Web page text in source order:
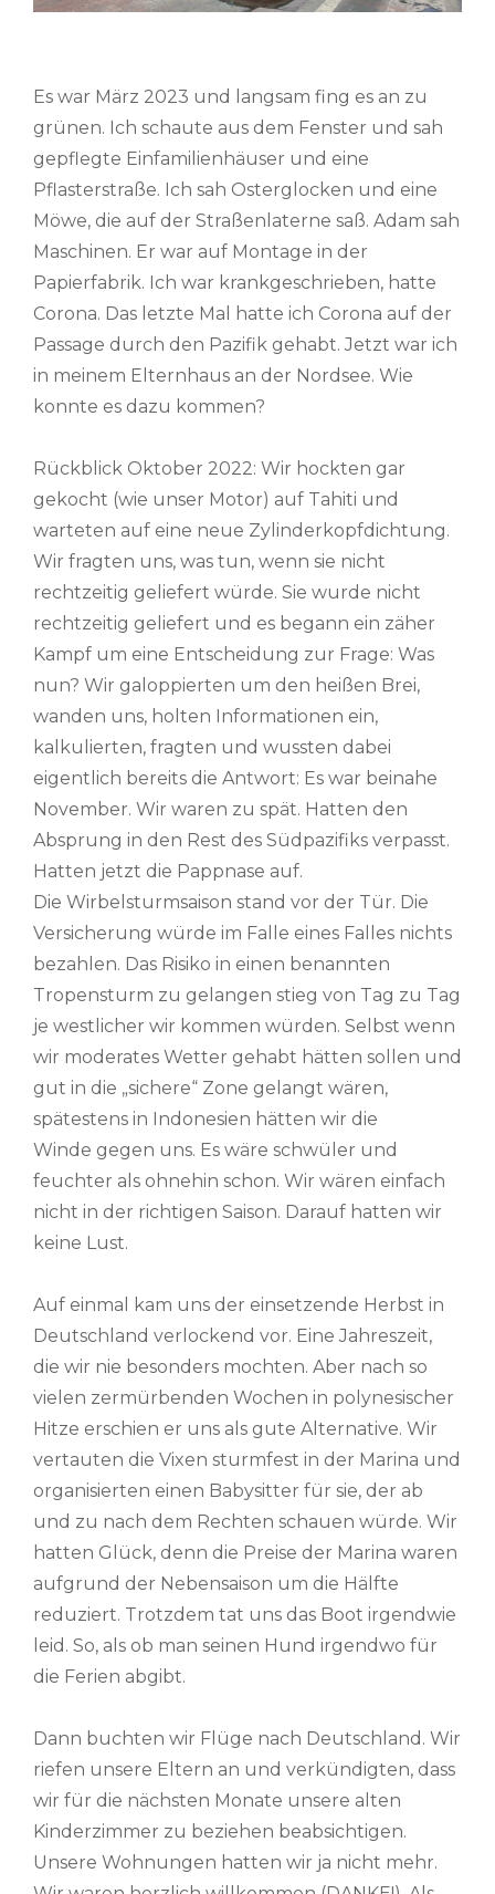
Es war März 2023 und langsam fing es an zu
grünen. Ich schaute aus dem Fenster und sah
gepflegte Einfamilienhäuser und eine
Pflasterstraße. Ich sah Osterglocken und eine
Möwe, die auf der Straßenlaterne saß. Adam sah
Maschinen. Er war auf Montage in der
Papierfabrik. Ich war krankgeschrieben, hatte
Corona. Das letzte Mal hatte ich Corona auf der
Passage durch den Pazifik gehabt. Jetzt war ich
in meinem Elternhaus an der Nordsee. Wie
konnte es dazu kommen?
Rückblick Oktober 2022: Wir hockten gar
gekocht (wie unser Motor) auf Tahiti und
warteten auf eine neue Zylinderkopfdichtung.
Wir fragten uns, was tun, wenn sie nicht
rechtzeitig geliefert würde. Sie wurde nicht
rechtzeitig geliefert und es begann ein zäher
Kampf um eine Entscheidung zur Frage: Was
nun? Wir galoppierten um den heißen Brei,
wanden uns, holten Informationen ein,
kalkulierten, fragten und wussten dabei
eigentlich bereits die Antwort: Es war beinahe
November. Wir waren zu spät. Hatten den
Absprung in den Rest des Südpazifiks verpasst.
Hatten jetzt die Pappnase auf.
Die Wirbelsturmsaison stand vor der Tür. Die
Versicherung würde im Falle eines Falles nichts
bezahlen. Das Risiko in einen benannten
Tropensturm zu gelangen stieg von Tag zu Tag
je westlicher wir kommen würden. Selbst wenn
wir moderates Wetter gehabt hätten sollen und
gut in die „sichere“ Zone gelangt wären,
spätestens in Indonesien hätten wir die
Winde gegen uns. Es wäre schwüler und
feuchter als ohnehin schon. Wir wären einfach
nicht in der richtigen Saison. Darauf hatten wir
keine Lust.
Auf einmal kam uns der einsetzende Herbst in
Deutschland verlockend vor. Eine Jahreszeit,
die wir nie besonders mochten. Aber nach so
vielen zermürbenden Wochen in polynesischer
Hitze erschien er uns als gute Alternative. Wir
vertauten die Vixen sturmfest in der Marina und
organisierten einen Babysitter für sie, der ab
und zu nach dem Rechten schauen würde. Wir
hatten Glück, denn die Preise der Marina waren
aufgrund der Nebensaison um die Hälfte
reduziert. Trotzdem tat uns das Boot irgendwie
leid. So, als ob man seinen Hund irgendwo für
die Ferien abgibt.
Dann buchten wir Flüge nach Deutschland. Wir
riefen unsere Eltern an und verkündigten, dass
wir für die nächsten Monate unsere alten
Kinderzimmer zu beziehen beabsichtigen.
Unsere Wohnungen hatten wir ja nicht mehr.